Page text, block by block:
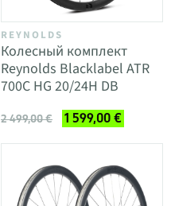
REYNOLDS
Колесный комплект
Reynolds Blacklabel ATR
700C HG 20/24H DB
2 499,00 € 1 599,00 €